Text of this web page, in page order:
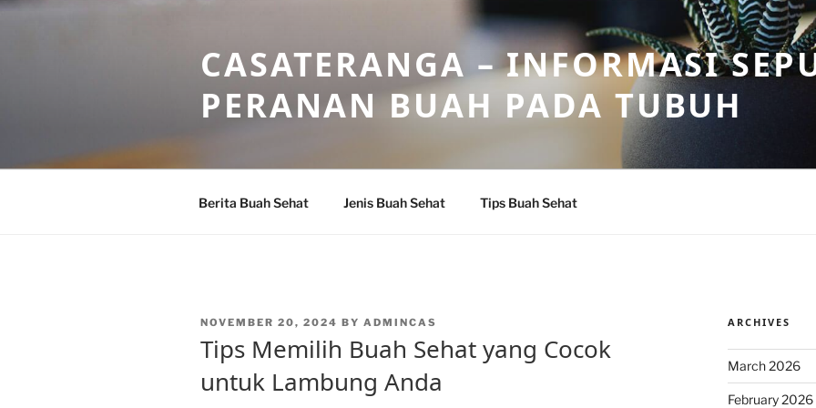
Skip
CASATERANGA – INFORMASI
PERANAN BUAH PADA TUBUH
Berita Buah Sehat Jenis Buah Sehat Tips Buah Sehat
POSTED
NOVEMBER 20, 2024 BY ADMINCAS
Tips Memilih Buah Sehat yang Cocok
untuk Lambung Anda
ARCHIVES
March 2026
February 2026